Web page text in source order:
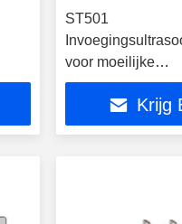
ST501
voor moeilijke
omgevingenKrijg